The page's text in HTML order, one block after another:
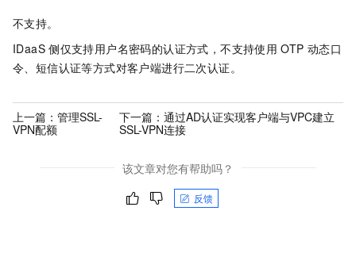
不支持。
IDaaS 侧仅支持用户名密码的认证方式，不支持使用 OTP 动态口
令、短信认证等方式对客户端进行二次认证。
上一篇： 管理SSL-
VPN配额
下一篇： 通过AD认证实现客户端与VPC建立
SSL-VPN连接
该文章对您有帮助吗？
反馈